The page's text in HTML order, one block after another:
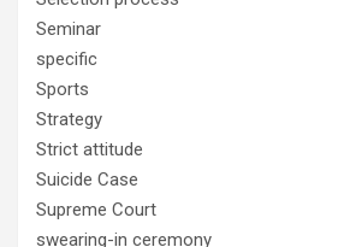
Seminar
specific
Sports
Strategy
Strict attitude
Suicide Case
Supreme Court
swearing-in ceremony